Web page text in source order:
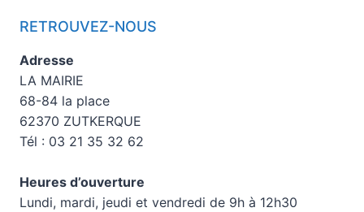
RETROUVEZ-NOUS
Adresse
LA MAIRIE
68-84 la place
62370 ZUTKERQUE
Tél : 03 21 35 32 62
Heures d’ouverture
Lundi, mardi, jeudi et vendredi de 9h à 12h30